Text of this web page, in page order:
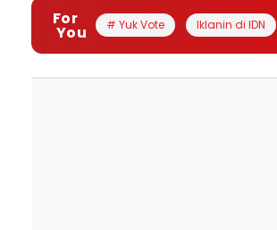
For
You # Yuk Vote Iklanin di IDN